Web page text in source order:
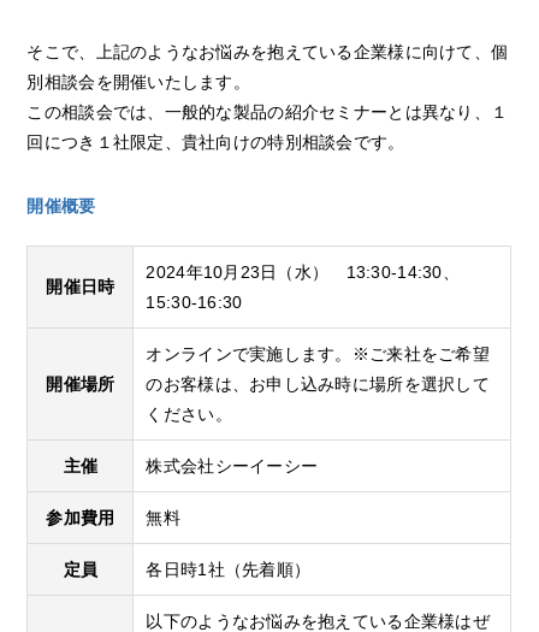
そこで、上記のようなお悩みを抱えている企業様に向けて、個
別相談会を開催いたします。
この相談会では、一般的な製品の紹介セミナーとは異なり、１
回につき１社限定、貴社向けの特別相談会です。
開催概要
開催日時
2024年10月23日（水） 13:30-14:30、
15:30-16:30
開催場所
オンラインで実施します。※ご来社をご希望
のお客様は、お申し込み時に場所を選択して
ください。
主催 株式会社シーイーシー
参加費用 無料
定員 各日時1社（先着順）
以下のようなお悩みを抱えている企業様はぜ